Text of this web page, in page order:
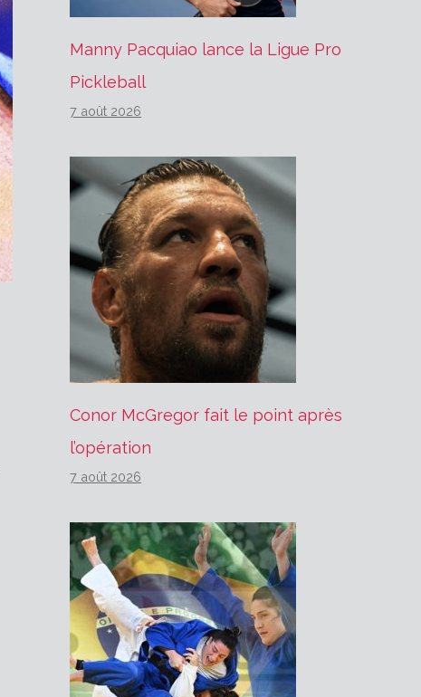
Manny Pacquiao lance la Ligue Pro
Pickleball
7 août 2026
Conor McGregor fait le point après
l’opération
7 août 2026